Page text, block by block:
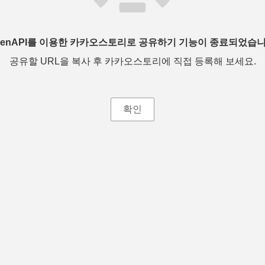
를 이용한 카카오스토리로 공유하기 기능이 종료되었습
공유할 URL을 복사 후 카카오스토리에 직접 등록해 보세요.
확인